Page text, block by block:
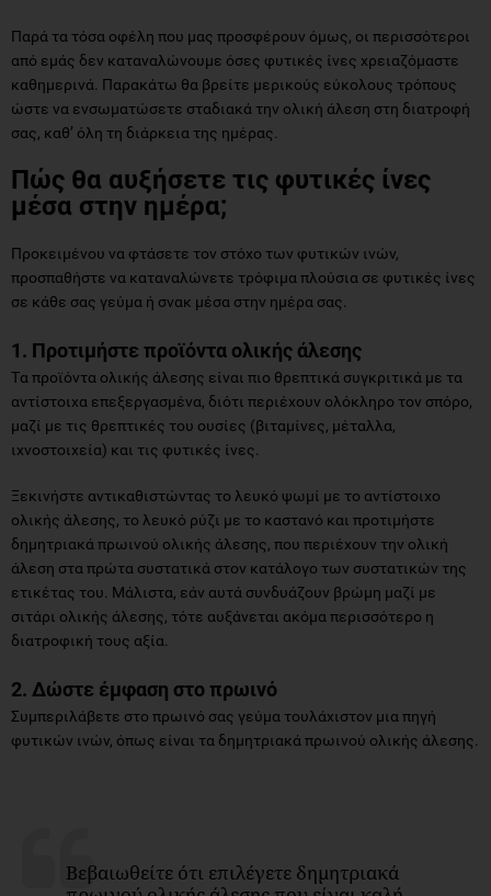
Παρά τα τόσα οφέλη που μας προσφέρουν όμως, οι περισσότεροι
από εμάς δεν καταναλώνουμε όσες φυτικές ίνες χρειαζόμαστε
καθημερινά. Παρακάτω θα βρείτε μερικούς εύκολους τρόπους
ώστε να ενσωματώσετε σταδιακά την ολική άλεση στη διατροφή
σας, καθ’ όλη τη διάρκεια της ημέρας.
Πώς θα αυξήσετε τις φυτικές ίνες
μέσα στην ημέρα;
Προκειμένου να φτάσετε τον στόχο των φυτικών ινών,
προσπαθήστε να καταναλώνετε τρόφιμα πλούσια σε φυτικές ίνες
σε κάθε σας γεύμα ή σνακ μέσα στην ημέρα σας.
1. Προτιμήστε προϊόντα ολικής άλεσης
Tα προϊόντα ολικής άλεσης είναι πιο θρεπτικά συγκριτικά με τα
αντίστοιχα επεξεργασμένα, διότι περιέχουν ολόκληρο τον σπόρο,
μαζί με τις θρεπτικές του ουσίες (βιταμίνες, μέταλλα,
ιχνοστοιχεία) και τις φυτικές ίνες.
Ξεκινήστε αντικαθιστώντας το λευκό ψωμί με το αντίστοιχο
ολικής άλεσης, το λευκό ρύζι με το καστανό και προτιμήστε
δημητριακά πρωινού ολικής άλεσης, που περιέχουν την ολική
άλεση στα πρώτα συστατικά στον κατάλογο των συστατικών της
ετικέτας του. Μάλιστα, εάν αυτά συνδυάζουν βρώμη μαζί με
σιτάρι ολικής άλεσης, τότε αυξάνεται ακόμα περισσότερο η
διατροφική τους αξία.
2. Δώστε έμφαση στο πρωινό
Συμπεριλάβετε στο πρωινό σας γεύμα τουλάχιστον μια πηγή
φυτικών ινών, όπως είναι τα δημητριακά πρωινού ολικής άλεσης.
Βεβαιωθείτε ότι επιλέγετε δημητριακά